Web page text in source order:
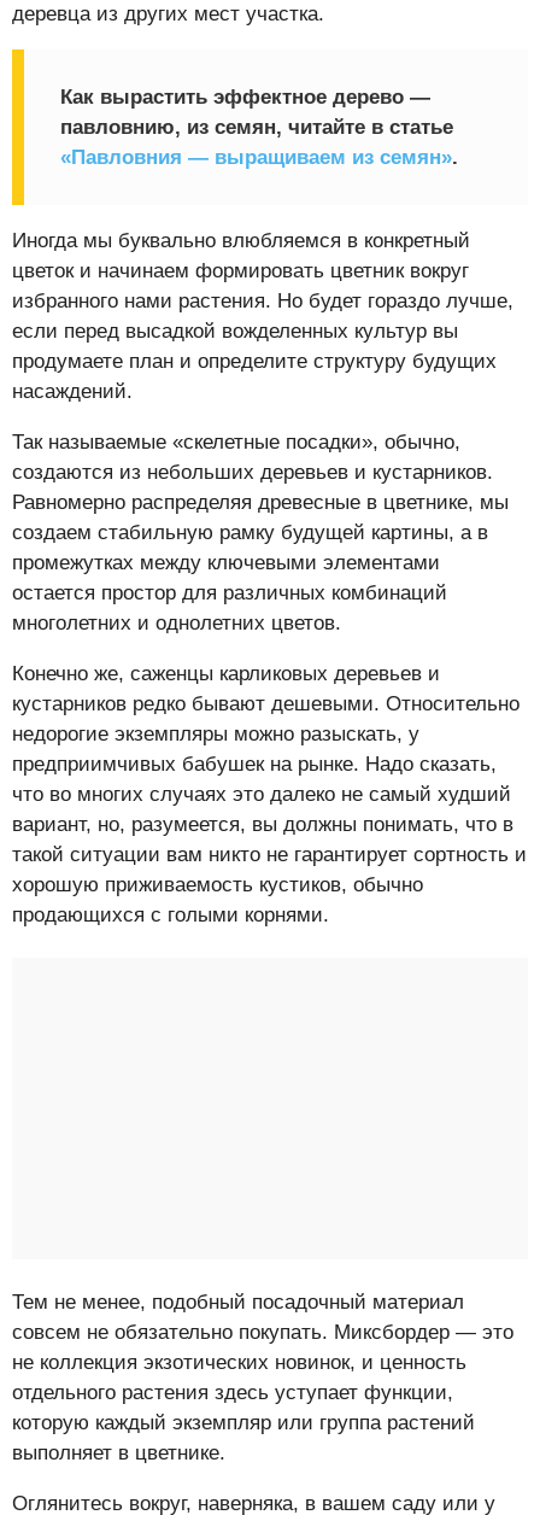
деревца из других мест участка.
Как вырастить эффектное дерево —
павловнию, из семян, читайте в статье
«Павловния — выращиваем из семян».
Иногда мы буквально влюбляемся в конкретный
цветок и начинаем формировать цветник вокруг
избранного нами растения. Но будет гораздо лучше,
если перед высадкой вожделенных культур вы
продумаете план и определите структуру будущих
насаждений.
Так называемые «скелетные посадки», обычно,
создаются из небольших деревьев и кустарников.
Равномерно распределяя древесные в цветнике, мы
создаем стабильную рамку будущей картины, а в
промежутках между ключевыми элементами
остается простор для различных комбинаций
многолетних и однолетних цветов.
Конечно же, саженцы карликовых деревьев и
кустарников редко бывают дешевыми. Относительно
недорогие экземпляры можно разыскать, у
предприимчивых бабушек на рынке. Надо сказать,
что во многих случаях это далеко не самый худший
вариант, но, разумеется, вы должны понимать, что в
такой ситуации вам никто не гарантирует сортность и
хорошую приживаемость кустиков, обычно
продающихся с голыми корнями.
Тем не менее, подобный посадочный материал
совсем не обязательно покупать. Миксбордер — это
не коллекция экзотических новинок, и ценность
отдельного растения здесь уступает функции,
которую каждый экземпляр или группа растений
выполняет в цветнике.
Оглянитесь вокруг, наверняка, в вашем саду или у